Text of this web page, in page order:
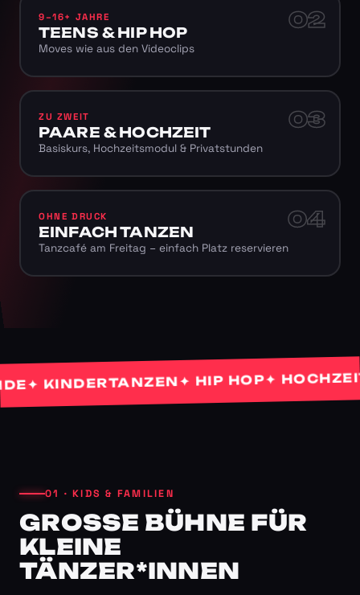
02
9–16+ JAHRE
TEENS & HIP HOP
Moves wie aus den Videoclips
03
ZU ZWEIT
PAARE & HOCHZEIT
Basiskurs, Hochzeitsmodul & Privatstunden
04
OHNE DRUCK
EINFACH TANZEN
Tanzcafé am Freitag – einfach Platz reservieren
KINDERTANZEN✦ HIP HOP ✦
01 · KIDS & FAMILIEN
GROSSE BÜHNE FÜR K
LEINE T
ÄNZER*INNEN